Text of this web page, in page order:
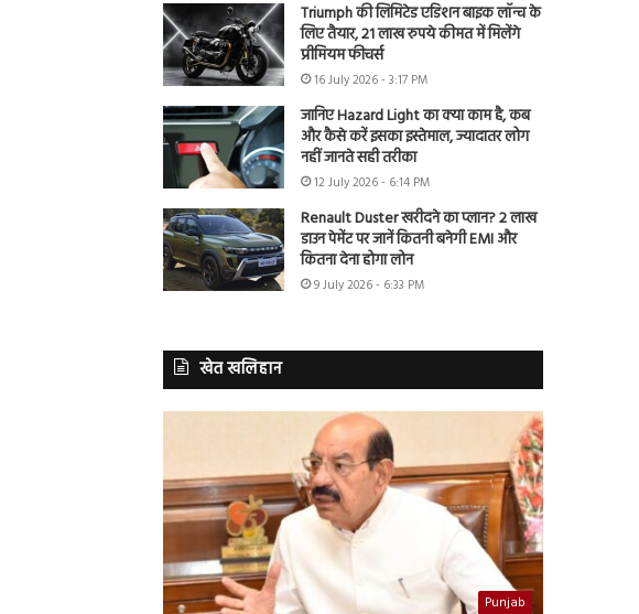
Triumph की लिमिटेड एडिशन बाइक लॉन्च के
लिए तैयार, 21 लाख रुपये कीमत में मिलेंगे
प्रीमियम फीचर्स
16 July 2026 - 3:17 PM
जानिए Hazard Light का क्या काम है, कब
और कैसे करें इसका इस्तेमाल, ज्यादातर लोग
नहीं जानते सही तरीका
12 July 2026 - 6:14 PM
Renault Duster खरीदने का प्लान? 2 लाख
डाउन पेमेंट पर जानें कितनी बनेगी EMI और
कितना देना होगा लोन
9 July 2026 - 6:33 PM
खेत खलिहान
Punjab